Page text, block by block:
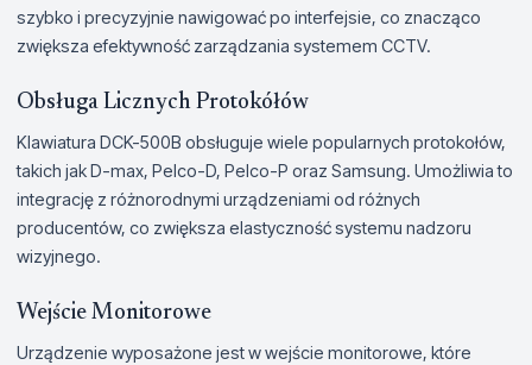
szybko i precyzyjnie nawigować po interfejsie, co znacząco
zwiększa efektywność zarządzania systemem CCTV.
Obsługa Licznych Protokółów
Klawiatura DCK-500B obsługuje wiele popularnych protokołów,
takich jak D-max, Pelco-D, Pelco-P oraz Samsung. Umożliwia to
integrację z różnorodnymi urządzeniami od różnych
producentów, co zwiększa elastyczność systemu nadzoru
wizyjnego.
Wejście Monitorowe
Urządzenie wyposażone jest w wejście monitorowe, które